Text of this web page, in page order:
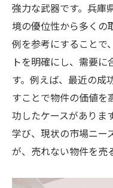
強力な武器です。兵庫
境の優位性から多くの
例を参考にすることで
トを明確にし、需要
す。例えば、最近の成
すことで物件の価値を
功したケースがありま
学び、現状の市場ニー
が、売れない物件を売